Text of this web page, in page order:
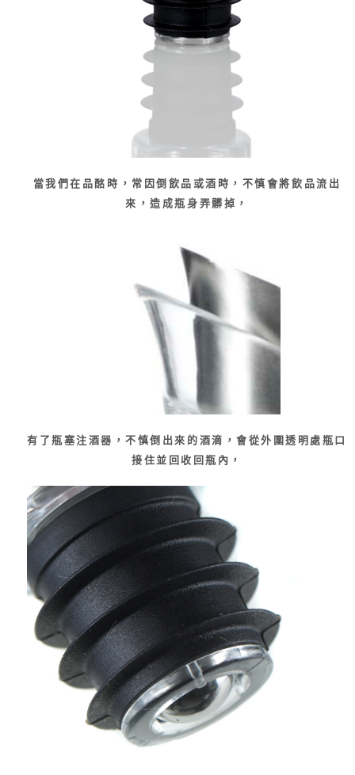
當我們在品酩時，常因倒飲品或酒時，不慎會將飲品流出
來，造成瓶身弄髒掉，
有了瓶塞注酒器，不慎倒出來的酒滴，會從外圍透明處瓶口
接住並回收回瓶內，